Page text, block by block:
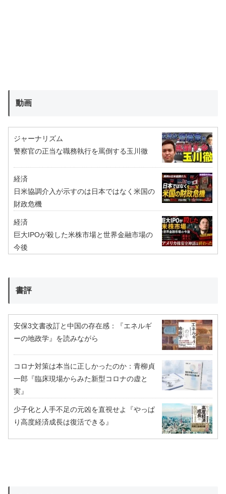
動画
ジャーナリズム
警察官の正当な職務執行を罵倒する玉川徹
経済
日米協調介入が示すのは日本ではなく米国の
財政危機
経済
巨大IPOが殺した米株市場と世界金融市場の
今後
書評
安保3文書改訂と中国の存在感：『エネルギ
ーの地政学』を読みながら
コロナ対策は本当に正しかったのか：青柳貞
一郎『臨床現場からみた新型コロナの虚と
実』
少子化と人手不足の元凶を直視せよ『やっぱ
り高度経済成長は復活できる』